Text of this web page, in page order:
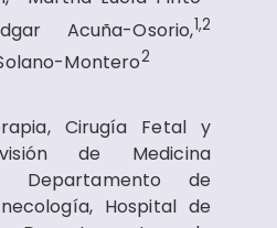
Acuña-Osorio,1,2
Montero2
Cirugía Fetal y
de Medicina
Departamento de
Hospital de